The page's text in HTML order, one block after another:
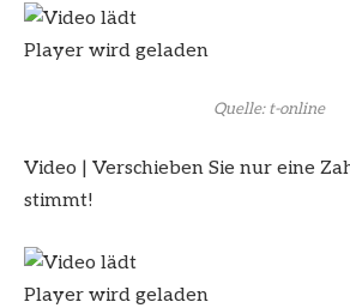
Player wird geladen
Quelle: t-online
Video | Verschieben Sie nur eine
stimmt!
Player wird geladen